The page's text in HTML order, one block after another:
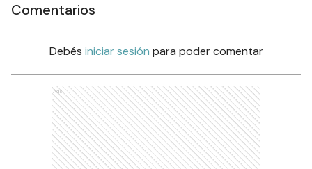
Comentarios
Debés iniciar sesión para poder comentar
Ads